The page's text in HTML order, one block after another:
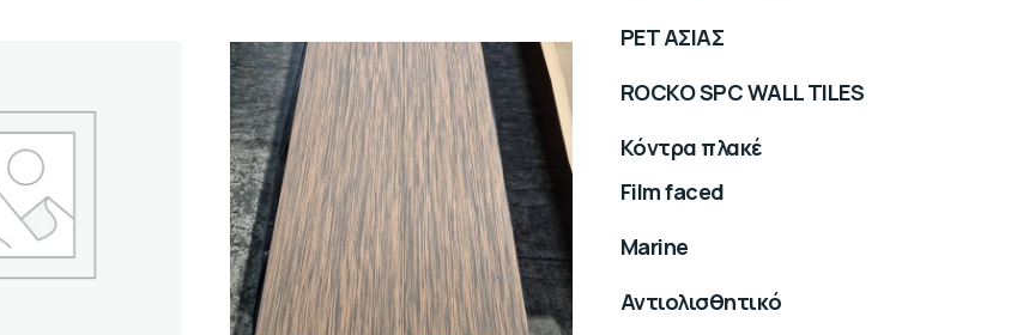
PET ΑΣΙΑΣ
ROCKO SPC WALL TILES
Κόντρα πλακέ
Film faced
Marine
Αντιολισθητικό